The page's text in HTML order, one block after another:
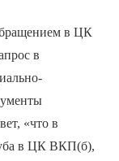
в ЦК
в
«что в
в ЦК ВКП(б),